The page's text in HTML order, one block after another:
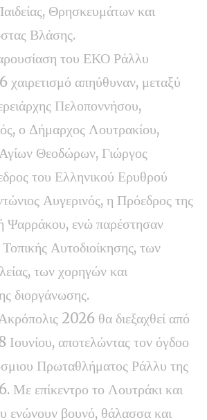
Θρησκευμάτων και
Βλάσης.
του ΕΚΟ Ράλλυ
απηύθυναν, μεταξύ
Πελοποννήσου,
ο Δήμαρχος Λουτρακίου,
Θεοδώρων, Γιώργος
του Ελληνικού Ερυθρού
Αυγερινός, η Πρόεδρος της
ενώ παρέστησαν
Αυτοδιοίκησης, των
των χορηγών και
διοργάνωσης.
2026 θα διεξαχθεί από
Ιουνίου, αποτελώντας τον όγδοο
Πρωταθλήματος Ράλλυ της
Με επίκεντρο το Λουτράκι και
ενώνουν βουνό, θάλασσα και